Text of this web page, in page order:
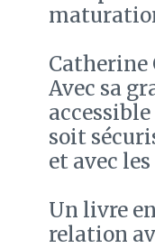
Catherine
Avec sa
soit
et avec
Un livre
relation